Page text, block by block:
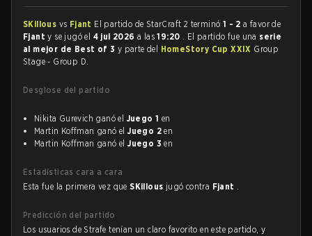
SKillous vs Fjant El partido de StarCraft 2 terminó 1 - 2 a favor de
Fjanty se jugó el 4 jul 2026a las19:20 . El partido fue una serie
al mejor de Best of 3 y parte del HomeStory Cup XXIX Group
Stage - Group D.
Desglose del partido
Nikita Gurevich ganó el Juego 1 en
Martin Koffman ganó elJuego 2 en
Martin Koffman ganó elJuego 3 en
Estadísticas cara a cara
Esta fue la primera vez queSKillous jugó contra Fjant .
Predicción del partido
Los usuarios de Strafe tenían un claro favorito en este partido, y